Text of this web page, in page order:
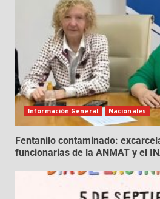
Información General Nacionales
Fentanilo contaminado:
funcionarias de la ANMAT y el